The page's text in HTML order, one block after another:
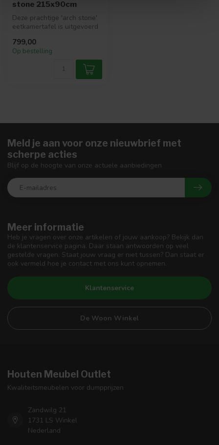
stone 215x90cm
Deze prachtige 'arch stone'
eetkamertafel is uitgevoerd
799,00
Op bestelling
Meer informatie
Heb je vragen over onze artikelen of jouw aankoop? Bekijk dan
de klantenservice pagina. Daar staan antwoorden op veel
gestelde vragen. Staat jouw vraag er niet tussen? Dan staat er
ook vermeld hoe je contact met ons kunt opnemen.
Klantenservice
De Woon Winkel
Meld je aan voor onze nieuwbrief met
scherpe acties
Blijf op de hoogte van onze actuele aanbiedingen
Houten Meubel Outlet
Kwaliteitsmeubelen voor dumpprijzen
Zandwilg 21
1731 LS Winkel
Nederland